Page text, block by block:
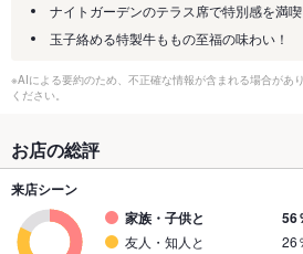
ナイトガーデンのテラス席で特別感を満喫
玉子絡める特製牛ももの至福の味わい！
※AIによる要約のため、不正確な情報が含まれる場合があ
ください。
お店の総評
来店シーン
家族・子供と
56
友人・知人と
26